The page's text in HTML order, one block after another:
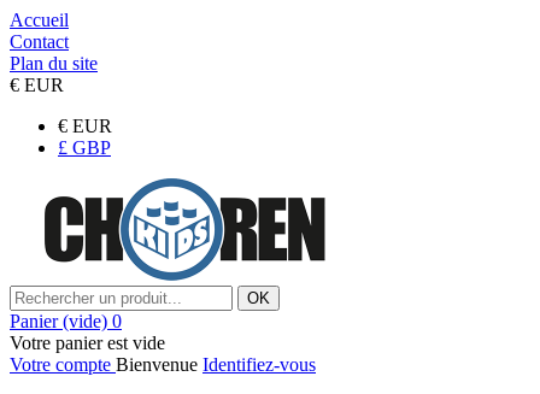
Accueil
Contact
Plan du site
€ EUR
€ EUR
£ GBP
OK
Panier (vide) 0
Votre panier est vide
Votre compte Bienvenue Identifiez-vous